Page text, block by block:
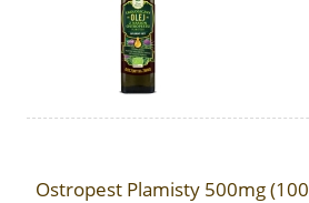
Ostropest Plamisty 500mg